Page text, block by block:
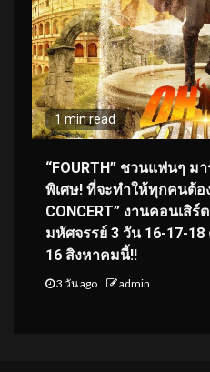
1 min read
“FOURTH” ชวนแฟนๆ ม
พิเศษ! ที่จะทำให้ทุกคนต้อง
CONCERT” งานคอนเสิ
มหัศจรรย์ 3 วัน 16-17-
16 สิงหาคมนี้!!
3 วัน ago admin